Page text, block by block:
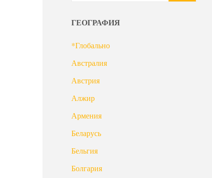
ГЕОГРАФИЯ
*Глобально
Австралия
Австрия
Алжир
Армения
Беларусь
Бельгия
Болгария